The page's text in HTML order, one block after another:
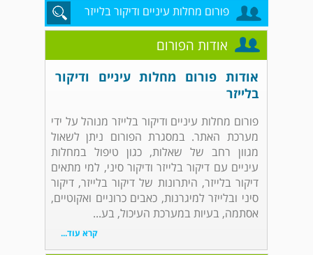
פורום מחלות עיניים ודיקור בלייזר
אודות הפורום
אודות פורום מחלות עיניים ודיקור
בלייזר
פורום מחלות עיניים ודיקור בלייזר מנוהל על ידי
מערכת האתר. במסגרת הפורום ניתן לשאול
מגוון רחב של שאלות, כגון טיפול במחלות
עיניים עם דיקור בלייזר ודיקור סיני, למי מתאים
דיקור בלייזר, היתרונות של דיקור בלייזר, דיקור
סיני ובלייזר למיגרנות, כאבים כרוניים ואקוטיים,
אסתמה, בעיות במערכת העיכול, בע...
קרא עוד...